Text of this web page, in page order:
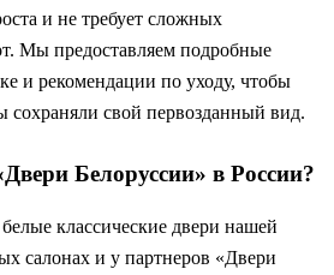
и не требует сложных
Мы предоставляем подробные
и рекомендации по уходу, чтобы
сохраняли свой первозданный вид.
Белоруссии» в России?
классические двери нашей
салонах и у партнеров «Двери